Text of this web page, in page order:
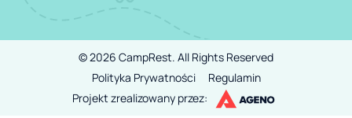
©2026 CampRest. All Rights Reserved
Polityka Prywatności
Regulamin
Projekt zrealizowany przez: